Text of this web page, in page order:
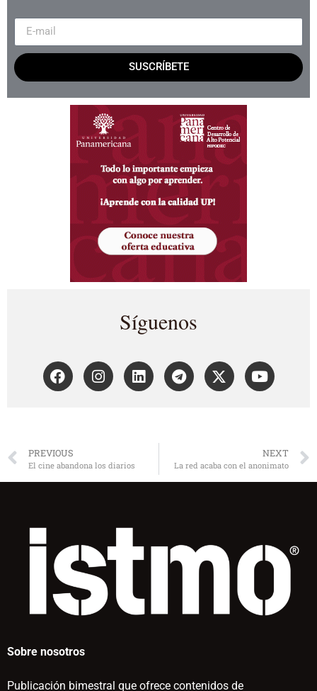
SUSCRÍBETE
Síguenos
PREVIOUS
El cine abandona los diarios
NEXT
La red acaba con el anonimato
Sobre nosotros
Publicación bimestral que ofrece contenidos de